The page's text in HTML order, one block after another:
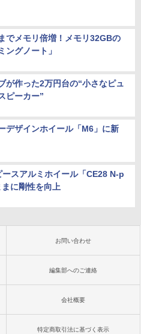
でメモリ倍増！メモリ32GBの
ングノート」
が作った2万円台の“小さなピュ
ピーカー”
デザインホイール「M6」に新
ースアルミホイール「CE28 N-p
に剛性を向上
お問い合わせ
編集部へのご連絡
会社概要
特定商取引法に基づく表示